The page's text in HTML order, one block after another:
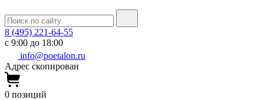
8 (495) 221-64-55
с 9:00 до 18:00
info@poetalon.ru
Адрес скопирован
0 позиций